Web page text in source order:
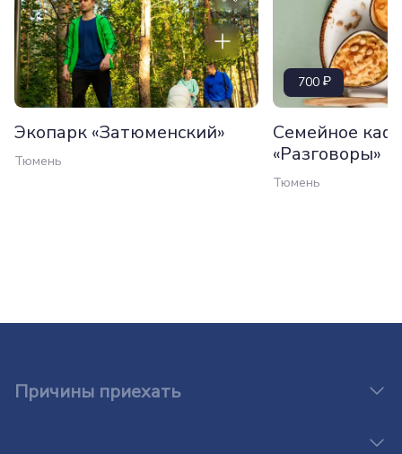
Экопарк «Затюменский»
Тюмень
700
Семейное
«Разговоры»
Тюмень
Причины приехать